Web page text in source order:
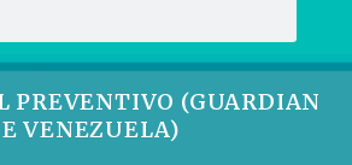
PREVENTIVO (GUARDIAN
VENEZUELA)